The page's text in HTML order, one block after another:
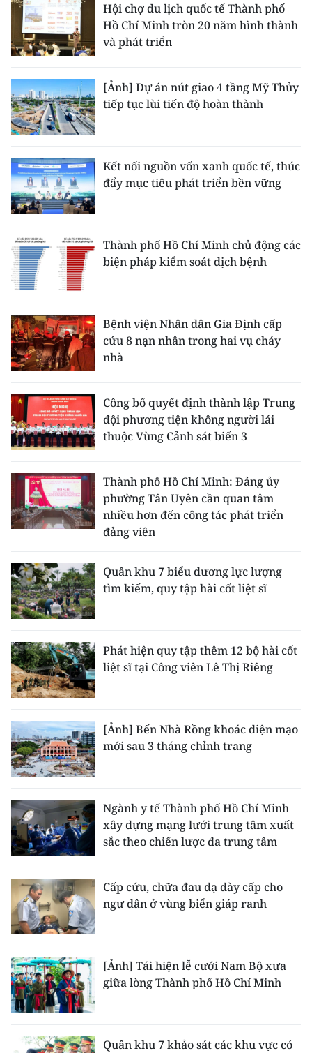
Hội chợ du lịch quốc tế Thành phố
Hồ Chí Minh tròn 20 năm hình thành
và phát triển
[Ảnh] Dự án nút giao 4 tầng Mỹ Thủy
tiếp tục lùi tiến độ hoàn thành
Kết nối nguồn vốn xanh quốc tế, thúc
đẩy mục tiêu phát triển bền vững
Thành phố Hồ Chí Minh chủ động các
biện pháp kiểm soát dịch bệnh
Bệnh viện Nhân dân Gia Định cấp
cứu 8 nạn nhân trong hai vụ cháy
nhà
Công bố quyết định thành lập Trung
đội phương tiện không người lái
thuộc Vùng Cảnh sát biển 3
Thành phố Hồ Chí Minh: Đảng ủy
phường Tân Uyên cần quan tâm
nhiều hơn đến công tác phát triển
đảng viên
Quân khu 7 biểu dương lực lượng
tìm kiếm, quy tập hài cốt liệt sĩ
Phát hiện quy tập thêm 12 bộ hài cốt
liệt sĩ tại Công viên Lê Thị Riêng
[Ảnh] Bến Nhà Rồng khoác diện mạo
mới sau 3 tháng chỉnh trang
Ngành y tế Thành phố Hồ Chí Minh
xây dựng mạng lưới trung tâm xuất
sắc theo chiến lược đa trung tâm
Cấp cứu, chữa đau dạ dày cấp cho
ngư dân ở vùng biển giáp ranh
[Ảnh] Tái hiện lễ cưới Nam Bộ xưa
giữa lòng Thành phố Hồ Chí Minh
Quân khu 7 khảo sát các khu vực có